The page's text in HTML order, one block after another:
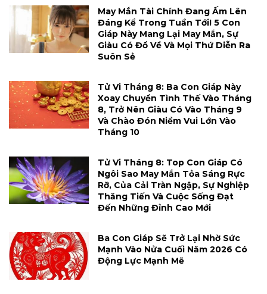
May Mắn Tài Chính Đang Ấm Lên
Đáng Kể Trong Tuần Tới! 5 Con
Giáp Này Mang Lại May Mắn, Sự
Giàu Có Đổ Về Và Mọi Thứ Diễn Ra
Suôn Sẻ
Tử Vi Tháng 8: Ba Con Giáp Này
Xoay Chuyển Tình Thế Vào Tháng
8, Trở Nên Giàu Có Vào Tháng 9
Và Chào Đón Niềm Vui Lớn Vào
Tháng 10
Tử Vi Tháng 8: Top Con Giáp Có
Ngôi Sao May Mắn Tỏa Sáng Rực
Rỡ, Của Cải Tràn Ngập, Sự Nghiệp
Thăng Tiến Và Cuộc Sống Đạt
Đến Những Đỉnh Cao Mới
Ba Con Giáp Sẽ Trở Lại Nhờ Sức
Mạnh Vào Nửa Cuối Năm 2026 Có
Động Lực Mạnh Mẽ